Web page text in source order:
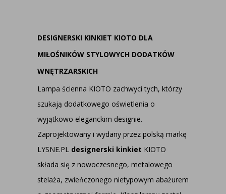
DESIGNERSKI KINKIET KIOTO DLA
MIŁOŚNIKÓW STYLOWYCH DODATKÓW
WNĘTRZARSKICH
Lampa ścienna KIOTO zachwyci tych, którzy
szukają dodatkowego oświetlenia o
wyjątkowo eleganckim designie.
Zaprojektowany i wydany przez polską markę
LYSNE.PL designerski kinkiet KIOTO
składa się z nowoczesnego, metalowego
stelaża, zwieńczonego nietypowym abażurem